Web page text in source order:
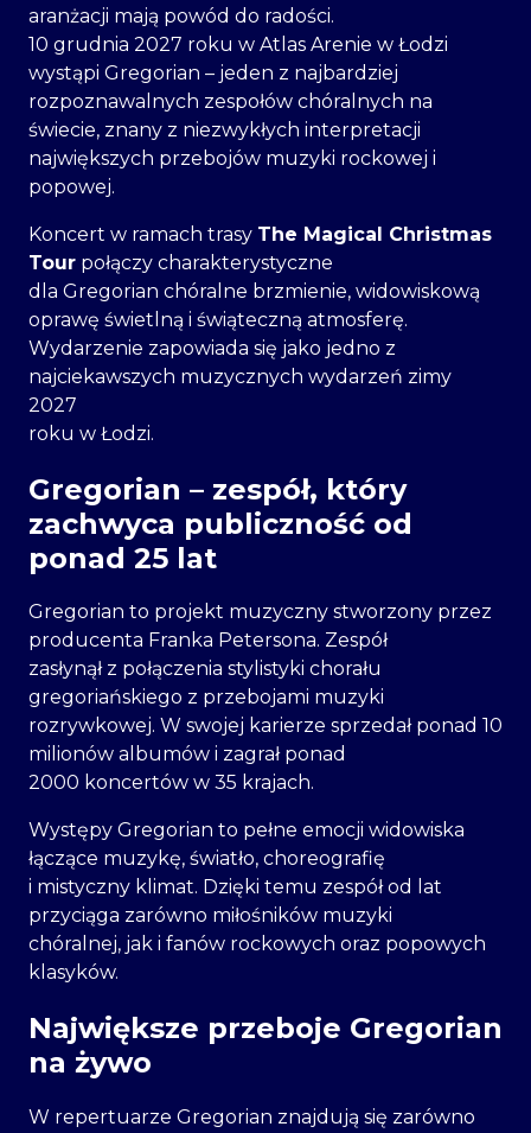
aranżacji mają powód do radości.
10 grudnia 2027 roku w Atlas Arenie w Łodzi
wystąpi Gregorian – jeden z najbardziej
rozpoznawalnych zespołów chóralnych na
świecie, znany z niezwykłych interpretacji
największych przebojów muzyki rockowej i
popowej.
Koncert w ramach trasy The Magical Christmas
Tour połączy charakterystyczne
dla Gregorian chóralne brzmienie, widowiskową
oprawę świetlną i świąteczną atmosferę.
Wydarzenie zapowiada się jako jedno z
najciekawszych muzycznych wydarzeń zimy
2027
roku w Łodzi.
Gregorian – zespół, który
zachwyca publiczność od
ponad 25 lat
Gregorian to projekt muzyczny stworzony przez
producenta Franka Petersona. Zespół
zasłynął z połączenia stylistyki chorału
gregoriańskiego z przebojami muzyki
rozrywkowej. W swojej karierze sprzedał ponad 10
milionów albumów i zagrał ponad
2000 koncertów w 35 krajach.
Występy Gregorian to pełne emocji widowiska
łączące muzykę, światło, choreografię
i mistyczny klimat. Dzięki temu zespół od lat
przyciąga zarówno miłośników muzyki
chóralnej, jak i fanów rockowych oraz popowych
klasyków.
Największe przeboje Gregorian
na żywo
W repertuarze Gregorian znajdują się zarówno